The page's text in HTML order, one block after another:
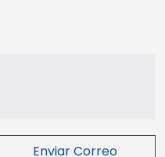
Enviar Correo